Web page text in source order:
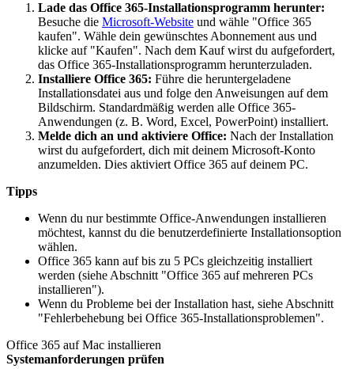
Lade das Office 365-Installationsprogramm herunter:
Besuche die Microsoft-Website und wähle "Office 365
kaufen". Wähle dein gewünschtes Abonnement aus und
klicke auf "Kaufen". Nach dem Kauf wirst du aufgefordert,
das Office 365-Installationsprogramm herunterzuladen.
Installiere Office 365: Führe die heruntergeladene
Installationsdatei aus und folge den Anweisungen auf dem
Bildschirm. Standardmäßig werden alle Office 365-
Anwendungen (z. B. Word, Excel, PowerPoint) installiert.
Melde dich an und aktiviere Office: Nach der Installation
wirst du aufgefordert, dich mit deinem Microsoft-Konto
anzumelden. Dies aktiviert Office 365 auf deinem PC.
Tipps
Wenn du nur bestimmte Office-Anwendungen installieren
möchtest, kannst du die benutzerdefinierte Installationsoption
wählen.
Office 365 kann auf bis zu 5 PCs gleichzeitig installiert
werden (siehe Abschnitt "Office 365 auf mehreren PCs
installieren").
Wenn du Probleme bei der Installation hast, siehe Abschnitt
"Fehlerbehebung bei Office 365-Installationsproblemen".
Office 365 auf Mac installieren
Systemanforderungen prüfen